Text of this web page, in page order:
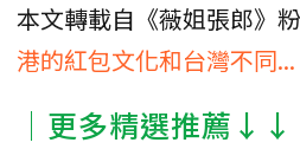
本文轉載自《薇姐張郎》
港的紅包文化和台灣不同...
│更多精選推薦